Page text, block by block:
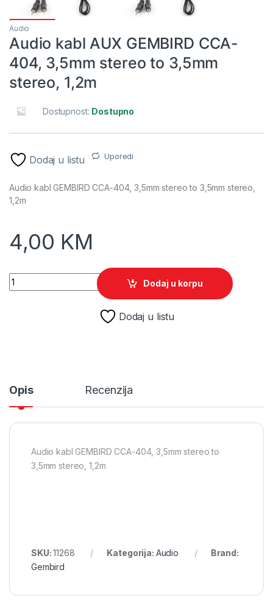
Audio
Audio kabl AUX GEMBIRD CCA-
404, 3,5mm stereo to 3,5mm
stereo, 1,2m
Dostupnost: Dostupno
Dodaj u listu Uporedi
Audio kabl GEMBIRD CCA-404, 3,5mm stereo to 3,5mm stereo,
1,2m
4,00 KM
Audio kabl AUX GEMBIRD CCA-404, 3,5mm stereo to
Dodaj u korpu
Dodaj u listu
Opis Recenzija
Audio kabl GEMBIRD CCA-404, 3,5mm stereo to
3,5mm stereo, 1,2m
SKU:11268 Kategorija: Audio
Brand:
Gembird